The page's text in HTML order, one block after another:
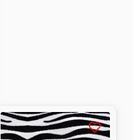
Raso
stampa